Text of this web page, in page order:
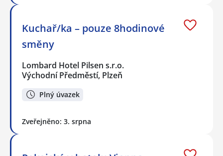
Kuchař/ka – pouze 8hodinové
směny
Lombard Hotel Pilsen s.r.o.
Východní Předměstí, Plzeň
Plný úvazek
Zveřejněno: 3. srpna